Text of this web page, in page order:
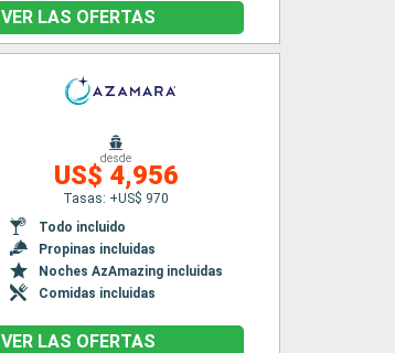
VER LAS OFERTAS
desde
US$ 4,956
Tasas: +US$ 970
Todo incluido
Propinas incluidas
Noches AzAmazing incluidas
Comidas incluidas
VER LAS OFERTAS